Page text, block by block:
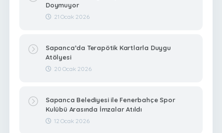
Doymuyor
21 Ocak 2026
Sapanca’da Terapötik Kartlarla Duygu
Atölyesi
20 Ocak 2026
Sapanca Belediyesi ile Fenerbahçe Spor
Kulübü Arasında İmzalar Atıldı
12 Ocak 2026